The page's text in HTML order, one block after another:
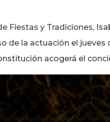
Fiestas y Tradiciones,
de la actuación el
acogerá el